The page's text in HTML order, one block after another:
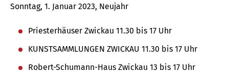
Sonntag, 1. Januar 2023, Neujahr
Priesterhäuser Zwickau 11.30 bis 17 Uhr
KUNSTSAMMLUNGEN ZWICKAU 11.30 bis 17 Uhr
Robert-Schumann-Haus Zwickau 13 bis 17 Uhr